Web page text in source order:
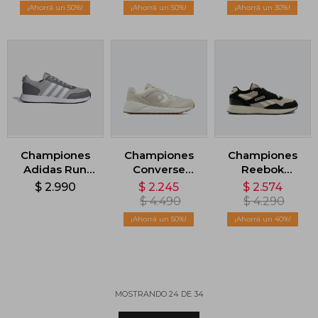
50 50 30
Championes
Adidas Run
50S - Gris
$ 2.990
Championes
Converse
Wave Trainer -
Beige
$ 2.245
$ 4.490
50
Championes
Reebok
GL1100 - Negro
$ 2.574
$ 4.290
40
MOSTRANDO 24DE 34